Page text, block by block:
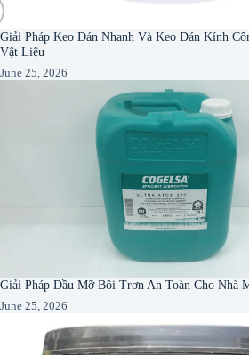
Giải Pháp Keo Dán Nhanh Và Keo Dán Kính
Vật Liệu
June 25, 2026
Giải Pháp Dầu Mỡ Bôi Trơn An Toàn Cho Nhà
June 25, 2026